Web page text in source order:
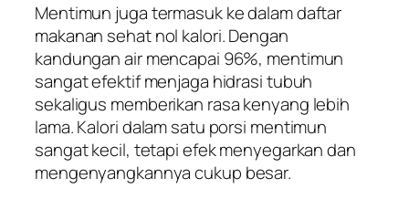
Mentimun juga termasuk ke dalam daftar
makanan sehat nol kalori. Dengan
kandungan air mencapai 96%, mentimun
sangat efektif menjaga hidrasi tubuh
sekaligus memberikan rasa kenyang lebih
lama. Kalori dalam satu porsi mentimun
sangat kecil, tetapi efek menyegarkan dan
mengenyangkannya cukup besar.